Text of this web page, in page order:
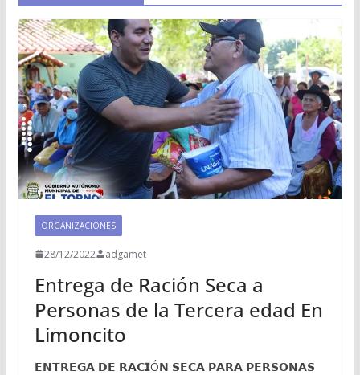
ORGANIZACIONES
28/12/2022 adgamet
Entrega de Ración Seca a
Personas de la Tercera edad En
Limoncito
𝗘𝗡𝗧𝗥𝗘𝗚𝗔 𝗗𝗘 𝗥𝗔𝗖𝗜Ó𝗡 𝗦𝗘𝗖𝗔 𝗣𝗔𝗥𝗔 𝗣𝗘𝗥𝗦𝗢𝗡𝗔𝗦